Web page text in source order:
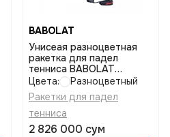
BABOLAT
Унисеая разноцветная
ракетка для падел
тенниса BABOLAT
Technical veron 3.0
размер uniq
Цвета:
Разноцветный
Ракетки для падел
тенниса
2 826 000 сум